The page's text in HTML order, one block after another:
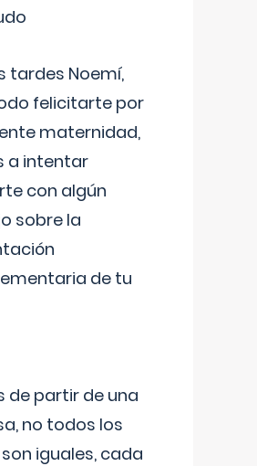
tardes Noemí,
felicitarte por
maternidad,
a intentar
con algún
sobre la
de tu
de partir de una
no todos los
iguales, cada